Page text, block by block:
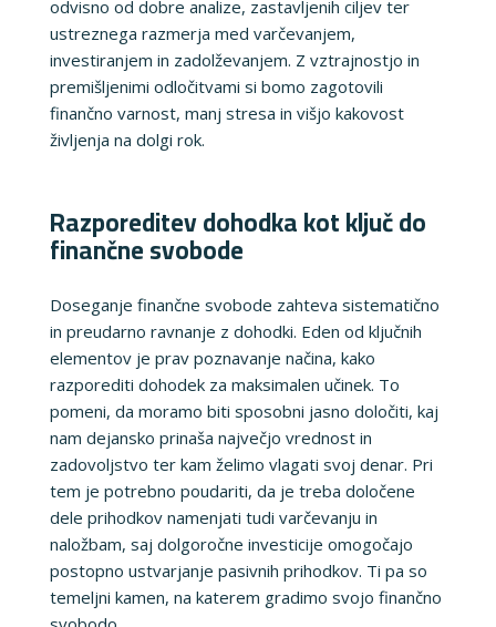
odvisno od dobre analize, zastavljenih ciljev ter
ustreznega razmerja med varčevanjem,
investiranjem in zadolževanjem. Z vztrajnostjo in
premišljenimi odločitvami si bomo zagotovili
finančno varnost, manj stresa in višjo kakovost
življenja na dolgi rok.
Razporeditev dohodka kot ključ do
finančne svobode
Doseganje finančne svobode zahteva sistematično
in preudarno ravnanje z dohodki. Eden od ključnih
elementov je prav poznavanje načina, kako
razporediti dohodek za maksimalen učinek. To
pomeni, da moramo biti sposobni jasno določiti, kaj
nam dejansko prinaša največjo vrednost in
zadovoljstvo ter kam želimo vlagati svoj denar. Pri
tem je potrebno poudariti, da je treba določene
dele prihodkov namenjati tudi varčevanju in
naložbam, saj dolgoročne investicije omogočajo
postopno ustvarjanje pasivnih prihodkov. Ti pa so
temeljni kamen, na katerem gradimo svojo finančno